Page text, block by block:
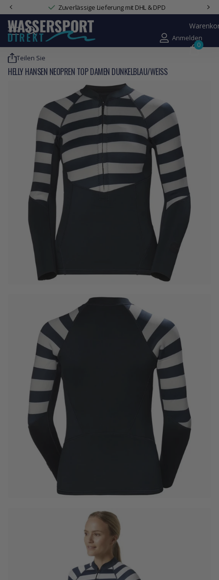
Zuverlässige Lieferung mit DHL & DPD
Anmelden
0
Teilen Sie
HELLY HANSEN NEOPREN TOP DAMEN DUNKELBLAU/WEISS